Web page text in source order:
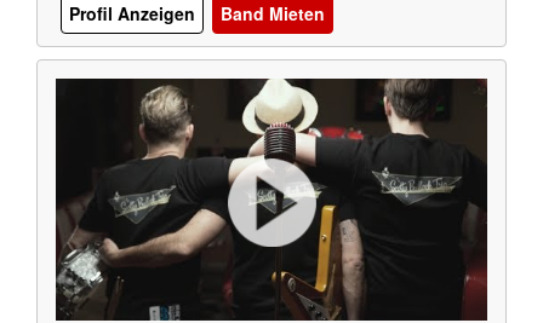
Profil Anzeigen
Band Mieten